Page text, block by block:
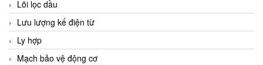
Lõi lọc dầu
Lưu lượng kế điện từ
Ly hợp
Mạch bảo vệ động cơ